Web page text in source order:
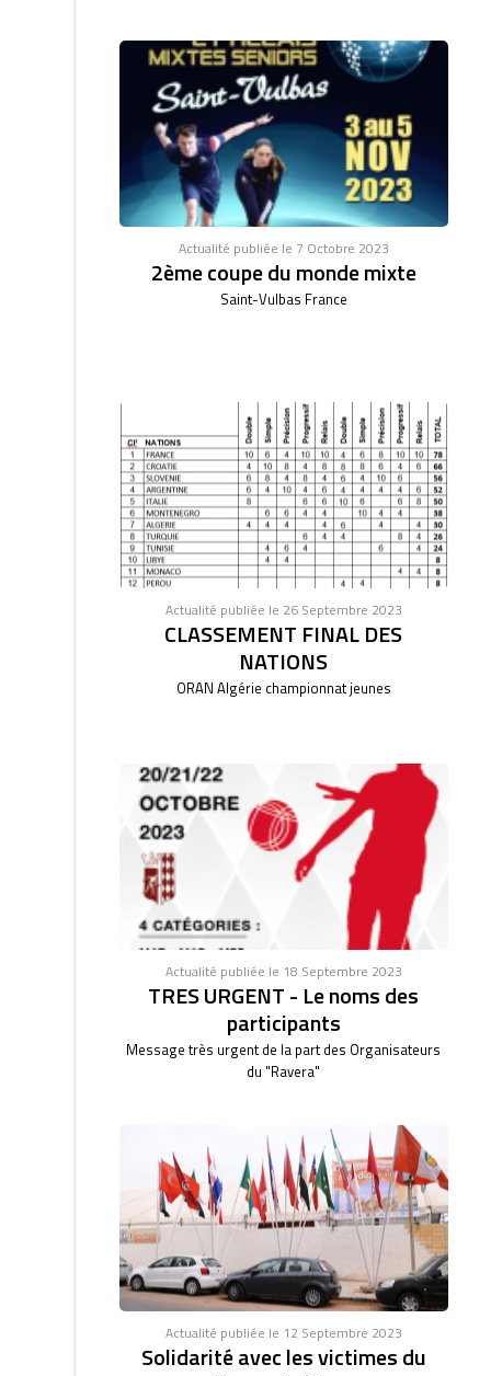
Actualité publiée le 7 Octobre 2023
2ème coupe du monde mixte
Saint-Vulbas France
Actualité publiée le 26 Septembre 2023
CLASSEMENT FINAL DES
NATIONS
ORAN Algérie championnat jeunes
Actualité publiée le 18 Septembre 2023
TRES URGENT - Le noms des
participants
Message très urgent de la part des Organisateurs
du "Ravera"
Actualité publiée le 12 Septembre 2023
Solidarité avec les victimes du